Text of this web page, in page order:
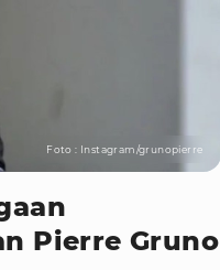
Foto : Instagram/grunopierre
Pierre Gruno